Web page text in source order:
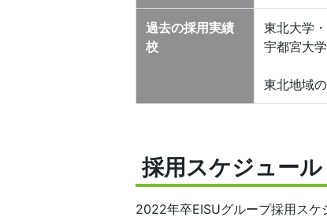
過去の採用実績
校
東北大学
宇都宮大
東北地域
採用スケジュール
2022年卒EISUグループ採用スケ